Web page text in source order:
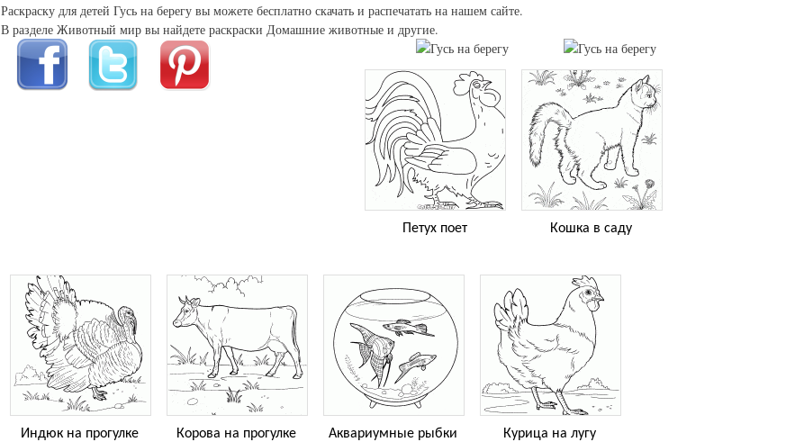
Раскраску для детей Гусь на берегу вы можете бесплатно скачать и распечатать на нашем сайте.
В разделе Животный мир вы найдете раскраски Домашние животные и другие.
Петух поет Кошка в саду
Индюк на прогулке Корова на прогулке Аквариумные рыбки Курица на лугу